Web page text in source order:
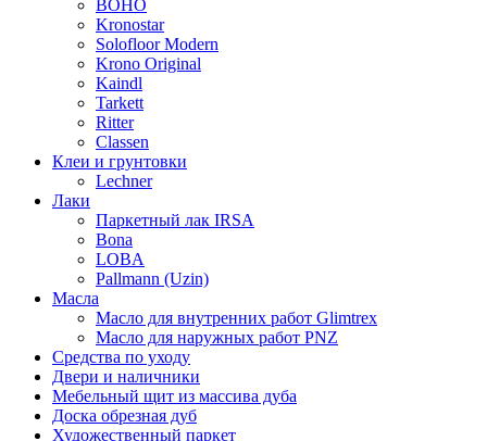
BOHO
Kronostar
Solofloor Modern
Krono Original
Kaindl
Tarkett
Ritter
Classen
Клеи и грунтовки
Lechner
Лаки
Паркетный лак IRSA
Bona
LOBA
Pallmann (Uzin)
Масла
Масло для внутренних работ Glimtrex
Масло для наружных работ PNZ
Средства по уходу
Двери и наличники
Мебельный щит из массива дуба
Доска обрезная дуб
Художественный паркет